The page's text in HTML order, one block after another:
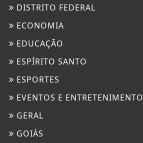
DISTRITO FEDERAL
ECONOMIA
EDUCAÇÃO
ESPÍRITO SANTO
ESPORTES
EVENTOS E ENTRETENIMENTO
GERAL
GOIÁS